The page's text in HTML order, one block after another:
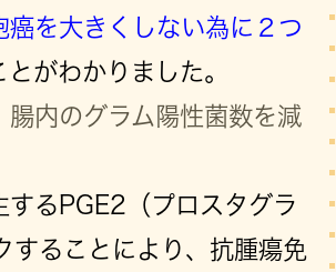
癌を大きくしない為に２つ
がわかりました。
内のグラム陽性菌数を減
するPGE2（プロスタグラ
することにより、抗腫瘍免